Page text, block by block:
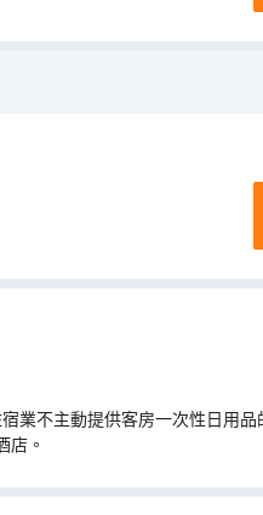
業不主動提供客房一次性日用品
店。